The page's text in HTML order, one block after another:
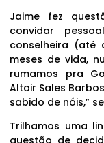
Jaime fez
convidar
conselheira (até
meses de vida,
rumamos pra
Altair Sales
sabido de nóis,”
Trilhamos uma